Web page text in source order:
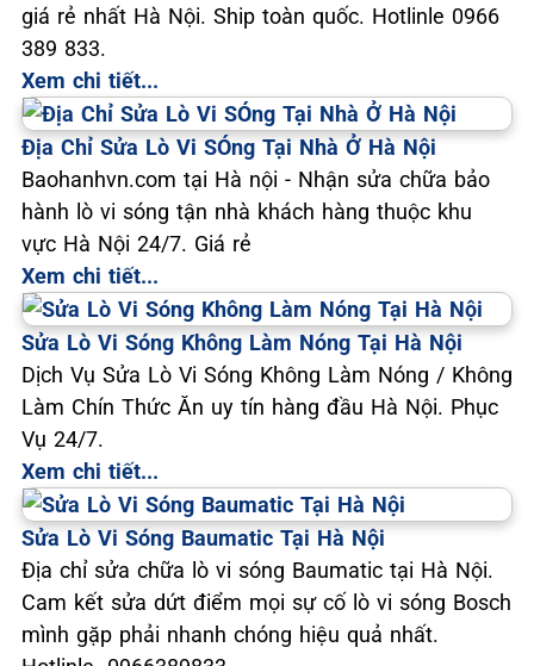
giá rẻ nhất Hà Nội. Ship toàn quốc. Hotlinle 0966
389 833.
Xem chi tiết...
Địa Chỉ Sửa Lò Vi SÓng Tại Nhà Ở Hà Nội
Baohanhvn.com tại Hà nội - Nhận sửa chữa bảo
hành lò vi sóng tận nhà khách hàng thuộc khu
vực Hà Nội 24/7. Giá rẻ
Xem chi tiết...
Sửa Lò Vi Sóng Không Làm Nóng Tại Hà Nội
Dịch Vụ Sửa Lò Vi Sóng Không Làm Nóng / Không
Làm Chín Thức Ăn uy tín hàng đầu Hà Nội. Phục
Vụ 24/7.
Xem chi tiết...
Sửa Lò Vi Sóng Baumatic Tại Hà Nội
Địa chỉ sửa chữa lò vi sóng Baumatic tại Hà Nội.
Cam kết sửa dứt điểm mọi sự cố lò vi sóng Bosch
mình gặp phải nhanh chóng hiệu quả nhất.